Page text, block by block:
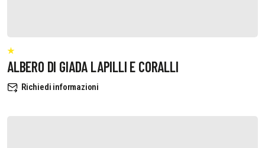
ALBERO DI GIADA LAPILLI E CORALLI
Richiedi informazioni